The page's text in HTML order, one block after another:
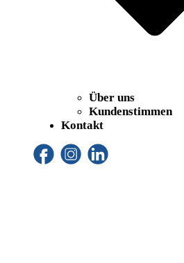
Über uns
Kundenstimmen
Kontakt